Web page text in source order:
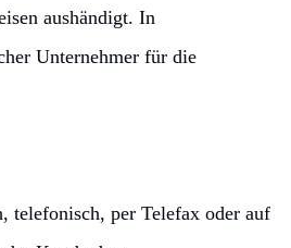
aushändigt. In
Unternehmer für die
telefonisch, per Telefax oder auf